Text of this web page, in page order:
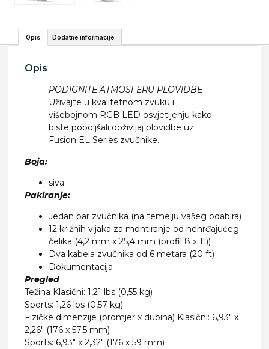
Opis Dodatne informacije
Opis
PODIGNITE ATMOSFERU PLOVIDBE
Uživajte u kvalitetnom zvuku i
višebojnom RGB LED osvjetljenju kako
biste poboljšali doživljaj plovidbe uz
Fusion EL Series zvučnike.
Boja:
siva
Pakiranje:
Jedan par zvučnika (na temelju vašeg odabira)
12 križnih vijaka za montiranje od nehrđajućeg
čelika (4,2 mm x 25,4 mm (profil 8 x 1″))
Dva kabela zvučnika od 6 metara (20 ft)
Dokumentacija
Pregled
Težina Klasični: 1,21 lbs (0,55 kg)
Sports: 1,26 lbs (0,57 kg)
Fizičke dimenzije (promjer x dubina) Klasični: 6,93″ x
2,26″ (176 x 57,5 mm)
Sports: 6,93″ x 2,32″ (176 x 59 mm)